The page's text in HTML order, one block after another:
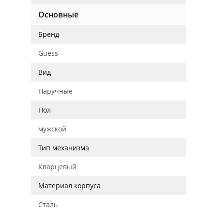
Основные
Бренд
Guess
Вид
Наручные
Пол
мужской
Тип механизма
Кварцевый
Материал корпуса
Сталь